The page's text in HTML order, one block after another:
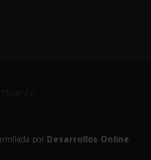
por Desarrollos Online